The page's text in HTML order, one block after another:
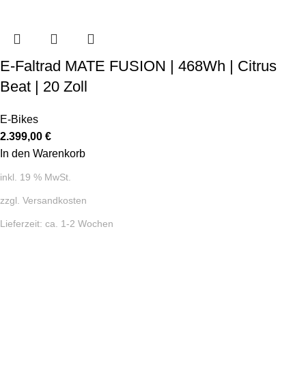
E-Faltrad MATE FUSION | 468Wh | Citrus
Beat | 20 Zoll
E-Bikes
2.399,00 €
In den Warenkorb
inkl. 19 % MwSt.
zzgl. Versandkosten
Lieferzeit: ca. 1-2 Wochen